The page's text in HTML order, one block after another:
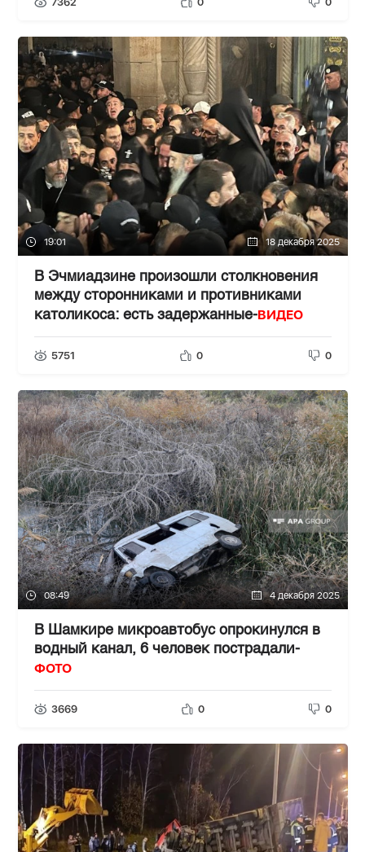
19:01 18 декабря 2025
В Эчмиадзине произошли столкновения
между сторонниками и противниками
католикоса: есть задержанные-ВИДЕО
5751 0 0
08:49 4 декабря 2025
В Шамкире микроавтобус опрокинулся в
водный канал, 6 человек пострадали-
ФОТО
3669 0 0